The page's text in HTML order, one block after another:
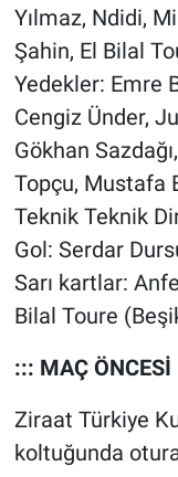
Yılmaz, Ndidi,
Şahin, El Bilal
Yedekler: Emre
Cengiz Ünder,
Gökhan
Topçu, Mustafa
Teknik Teknik
Gol: Serdar
Sarı kartlar:
Bilal Toure
::: MAÇ
Ziraat Türkiye
koltuğunda